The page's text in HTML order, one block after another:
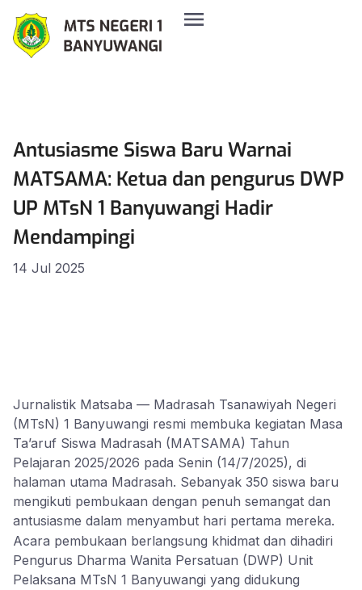
Antusiasme Siswa Baru Warnai
MATSAMA: Ketua dan pengurus DWP
UP MTsN 1 Banyuwangi Hadir
Mendampingi
14 Jul 2025
Jurnalistik Matsaba — Madrasah Tsanawiyah Negeri
(MTsN) 1 Banyuwangi resmi membuka kegiatan Masa
Ta’aruf Siswa Madrasah (MATSAMA) Tahun
Pelajaran 2025/2026 pada Senin (14/7/2025), di
halaman utama Madrasah. Sebanyak 350 siswa baru
mengikuti pembukaan dengan penuh semangat dan
antusiasme dalam menyambut hari pertama mereka.
Acara pembukaan berlangsung khidmat dan dihadiri
Pengurus Dharma Wanita Persatuan (DWP) Unit
Pelaksana MTsN 1 Banyuwangi yang didukung